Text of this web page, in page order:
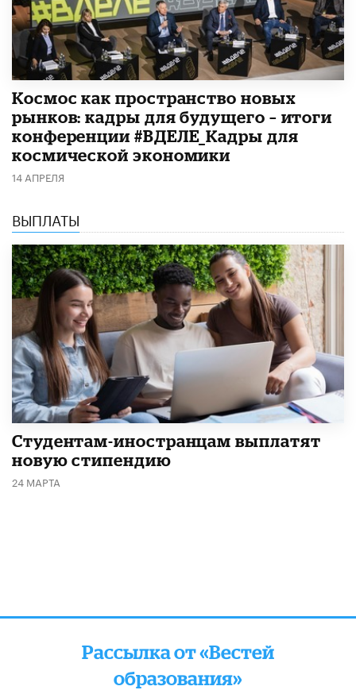
Космос как пространство новых
рынков: кадры для будущего – итоги
конференции #ВДЕЛЕ_Кадры для
космической экономики
14 АПРЕЛЯ
ВЫПЛАТЫ
Студентам-иностранцам выплатят
новую стипендию
24 МАРТА
Рассылка от «Вестей
образования»